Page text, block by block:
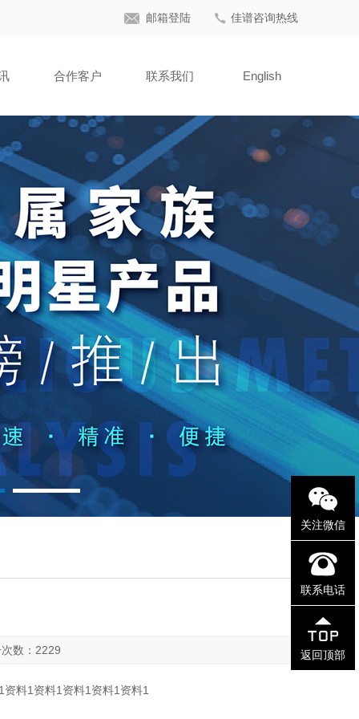
佳谱咨询热线
邮箱登陆
合作客户 联系我们 English
数：2229
料1资料1资料1资料1资料1
关注微信
联系电话
返回顶部